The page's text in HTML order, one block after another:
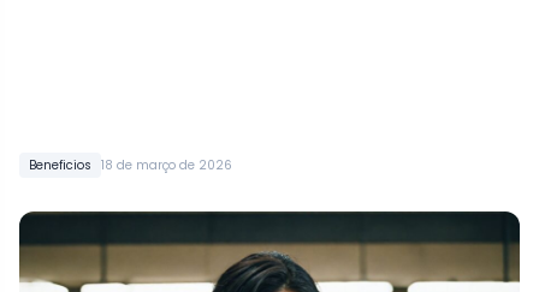
Beneficios 18 de março de 2026